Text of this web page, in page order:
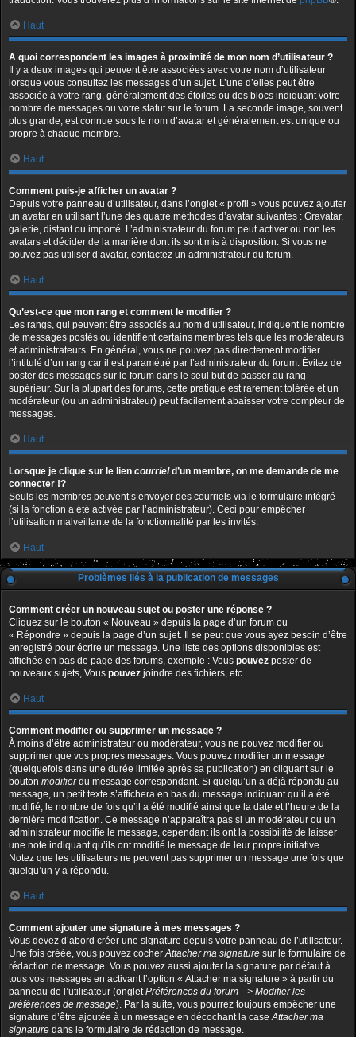
Haut
A quoi correspondent les images à proximité de mon nom d’utilisateur ?
Il y a deux images qui peuvent être associées avec votre nom d’utilisateur
lorsque vous consultez les messages d’un sujet. L’une d’elles peut être
associée à votre rang, généralement des étoiles ou des blocs indiquant votre
nombre de messages ou votre statut sur le forum. La seconde image, souvent
plus grande, est connue sous le nom d’avatar et généralement est unique ou
propre à chaque membre.
Haut
Comment puis-je afficher un avatar ?
Depuis votre panneau d’utilisateur, dans l’onglet « profil » vous pouvez ajouter
un avatar en utilisant l’une des quatre méthodes d’avatar suivantes : Gravatar,
galerie, distant ou importé. L’administrateur du forum peut activer ou non les
avatars et décider de la manière dont ils sont mis à disposition. Si vous ne
pouvez pas utiliser d’avatar, contactez un administrateur du forum.
Haut
Qu’est-ce que mon rang et comment le modifier ?
Les rangs, qui peuvent être associés au nom d’utilisateur, indiquent le nombre
de messages postés ou identifient certains membres tels que les modérateurs
et administrateurs. En général, vous ne pouvez pas directement modifier
l’intitulé d’un rang car il est paramétré par l’administrateur du forum. Évitez de
poster des messages sur le forum dans le seul but de passer au rang
supérieur. Sur la plupart des forums, cette pratique est rarement tolérée et un
modérateur (ou un administrateur) peut facilement abaisser votre compteur de
messages.
Haut
Lorsque je clique sur le lien courrield’un membre, on me demande de me
connecter !?
Seuls les membres peuvent s’envoyer des courriels via le formulaire intégré
(si la fonction a été activée par l’administrateur). Ceci pour empêcher
l’utilisation malveillante de la fonctionnalité par les invités.
Haut
Problèmes liés à la publication de messages
Comment créer un nouveau sujet ou poster une réponse ?
Cliquez sur le bouton « Nouveau » depuis la page d’un forum ou
« Répondre » depuis la page d’un sujet. Il se peut que vous ayez besoin d’être
enregistré pour écrire un message. Une liste des options disponibles est
affichée en bas de page des forums, exemple : Vous pouvez poster de
nouveaux sujets, Vous pouvez joindre des fichiers, etc.
Haut
Comment modifier ou supprimer un message ?
À moins d’être administrateur ou modérateur, vous ne pouvez modifier ou
supprimer que vos propres messages. Vous pouvez modifier un message
(quelquefois dans une durée limitée après sa publication) en cliquant sur le
bouton modifierdu message correspondant. Si quelqu’un a déjà répondu au
message, un petit texte s’affichera en bas du message indiquant qu’il a été
modifié, le nombre de fois qu’il a été modifié ainsi que la date et l’heure de la
dernière modification. Ce message n’apparaîtra pas si un modérateur ou un
administrateur modifie le message, cependant ils ont la possibilité de laisser
une note indiquant qu’ils ont modifié le message de leur propre initiative.
Notez que les utilisateurs ne peuvent pas supprimer un message une fois que
quelqu’un y a répondu.
Haut
Comment ajouter une signature à mes messages ?
Vous devez d’abord créer une signature depuis votre panneau de l’utilisateur.
Une fois créée, vous pouvez cocherAttacher ma signature sur le formulaire de
rédaction de message. Vous pouvez aussi ajouter la signature par défaut à
tous vos messages en activant l’option « Attacher ma signature » à partir du
panneau de l’utilisateur (ongletPréférences du forum --> Modifier les
préférences de message). Par la suite, vous pourrez toujours empêcher une
signature d’être ajoutée à un message en décochant la caseAttacher ma
signature dans le formulaire de rédaction de message.